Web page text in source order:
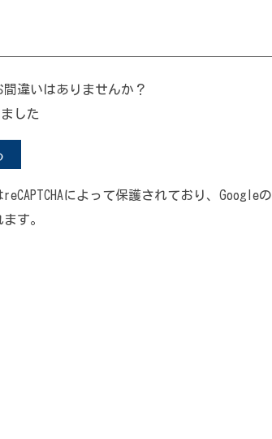
間違いはありませんか？
した
によって保護されており、Googleの
す。